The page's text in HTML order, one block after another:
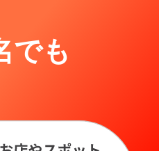
でも